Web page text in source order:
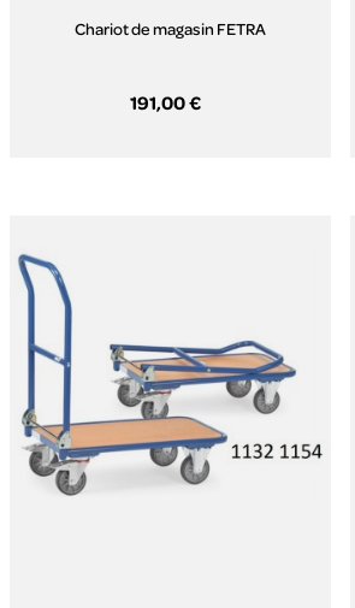
Chariot de magasin FETRA
191,00 €